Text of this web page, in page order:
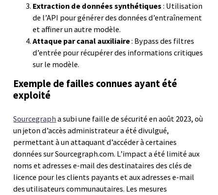
Extraction de données synthétiques : Utilisation
de l’API pour générer des données d’entraînement
et affiner un autre modèle.
Attaque par canal auxiliaire: Bypass des filtres
d’entrée pour récupérer des informations critiques
sur le modèle.
Exemple de failles connues ayant été
exploité
Sourcegraph a subi une faille de sécurité en août 2023, où
un jeton d’accès administrateur a été divulgué,
permettant à un attaquant d’accéder à certaines
données sur Sourcegraph.com. L’impact a été limité aux
noms et adresses e-mail des destinataires des clés de
licence pour les clients payants et aux adresses e-mail
des utilisateurs communautaires. Les mesures